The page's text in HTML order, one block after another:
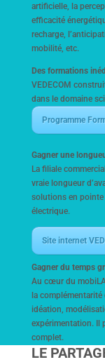
artificielle, la
efficacité
recharge,
mobilité, etc.
Des formations
VEDECOM
dans le domaine
Programme
Gagner une
La filiale
vraie longueur
solutions en pointe
électrique.
Site internet
Gagner du temps
Au cœur du
la complémentarité
idéation,
expérimentation. Il
complet.
LE